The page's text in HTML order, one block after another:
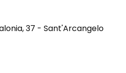
37 - Sant'Arcangelo